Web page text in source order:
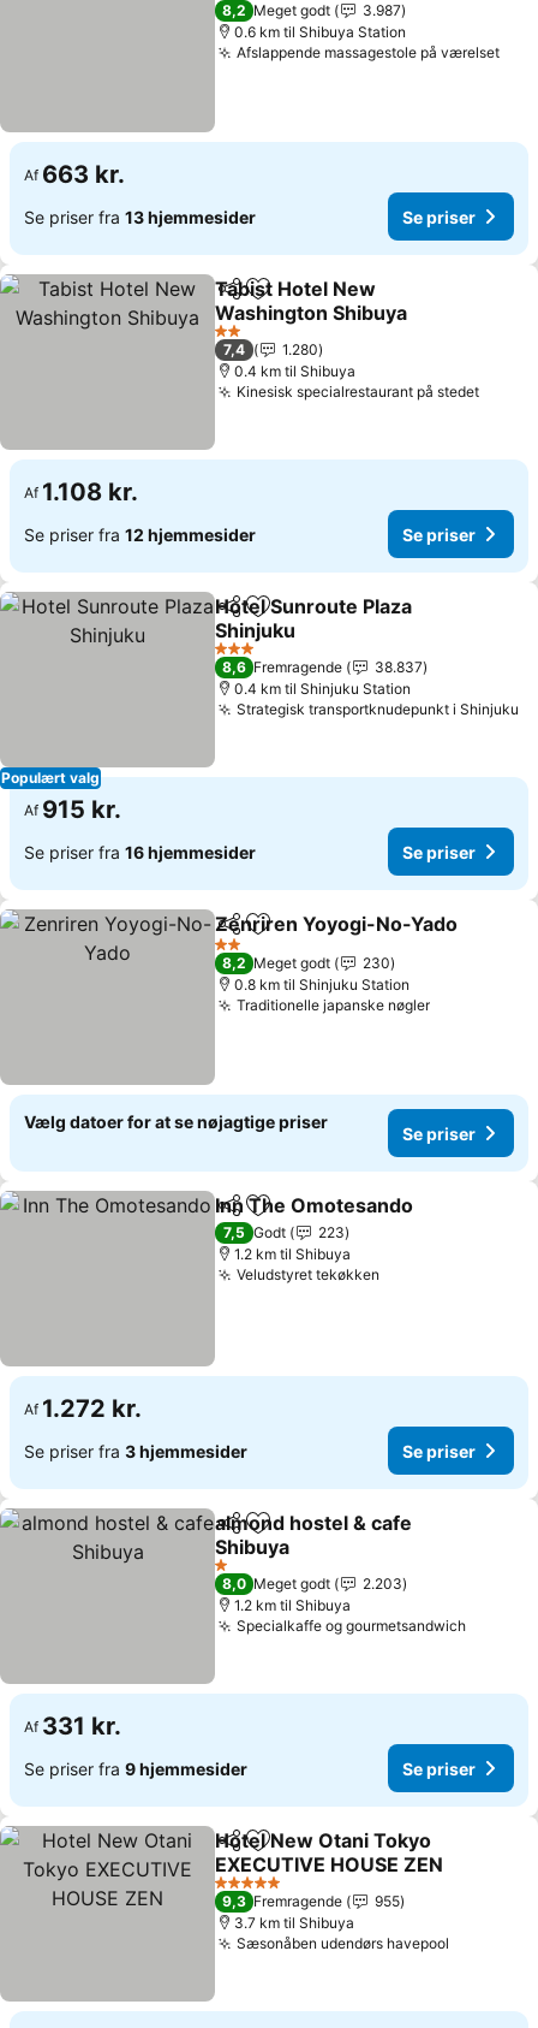
8,2 Meget godt
3.987
0.6 km til Shibuya Station
Afslappende massagestole på værelsetSe
Af 663 kr.
Se priser fra 13 hjemmesider Se priser
Del Føj til favoritter
Tabist Hotel New
Washington Shibuya
Se priser
2 Stjerner
7,4
1.280
0.4 km til Shibuya
Kinesisk specialrestaurant på stedetSe
Af 1.108 kr.
Se priser fra 12 hjemmesider Se priser
Populært valg
Del Føj til favoritter
Hotel Sunroute Plaza
Shinjuku
Se priser
3 Stjerner
8,6 Fremragende
38.837
0.4 km til Shinjuku Station
Strategisk transportknudepunkt i Shinjuku
Af 915 kr.
Se priser fra 16 hjemmesider Se priser
Del Føj til favoritter
Zenriren Yoyogi-No-Yado
2 Stjerner
8,2 Meget godt
230
0.8 km til Shinjuku Station
Traditionelle japanske nøglerSe priser
Vælg datoer for at se nøjagtige priser
Se priser
Del Føj til favoritter
Inn The Omotesando
7,5 Godt
223
1.2 km til Shibuya
Veludstyret tekøkken
Af 1.272 kr.
Se priser fra 3 hjemmesider Se priser
Del Føj til favoritter
almond hostel & cafe
Shibuya
Se priser
1 Stjerner
8,0 Meget godt
2.203
1.2 km til Shibuya
Specialkaffe og gourmetsandwichSe
Af 331 kr.
Se priser fra 9 hjemmesider Se priser
Del Føj til favoritter
Hotel New Otani Tokyo
EXECUTIVE HOUSE ZEN
Se priser
5 Stjerner
9,3 Fremragende
955
3.7 km til Shibuya
Sæsonåben udendørs havepool